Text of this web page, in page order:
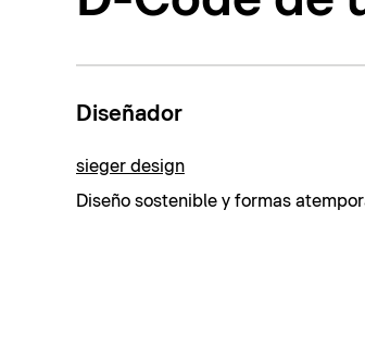
Diseñador
sieger design
Diseño sostenible y formas